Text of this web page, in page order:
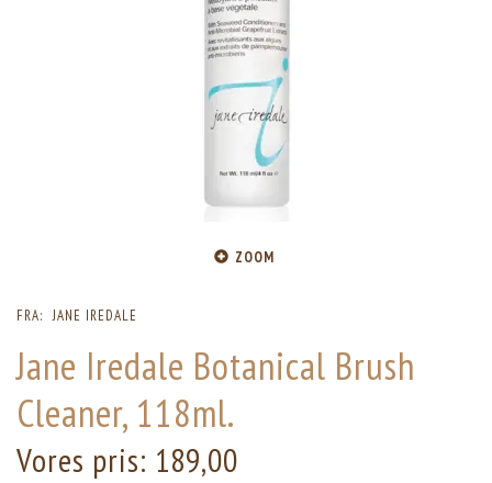
ZOOM
FRA: JANE IREDALE
Jane Iredale Botanical Brush
Cleaner, 118ml.
Vores pris: 189,00